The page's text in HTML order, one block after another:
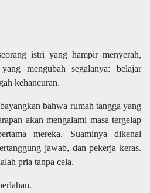
istri yang hampir menyerah,
mengubah segalanya: belajar
kehancuran.
bahwa rumah tangga yang
akan mengalami masa tergelap
mereka. Suaminya dikenal
jawab, dan pekerja keras.
pria tanpa cela.